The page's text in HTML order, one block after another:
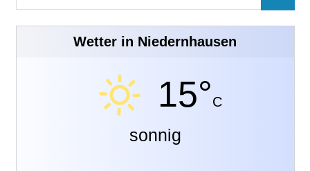
nach:
Wetter in Niedernhausen
15°C
sonnig